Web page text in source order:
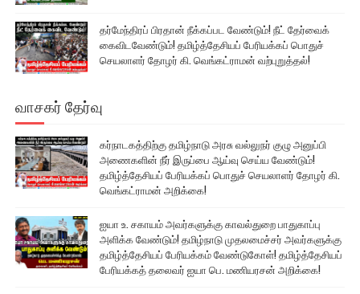
தர்மேந்திரப் பிரதான் நீக்கப்பட வேண்டும்! நீட் தேர்வைக்
கைவிடவேண்டும்! தமிழ்த்தேசியப் பேரியக்கப் பொதுச்
செயலாளர் தோழர் கி. வெங்கட்ராமன் வற்புறுத்தல்!
வாசகர் தேர்வு
கர்நாடகத்திற்கு தமிழ்நாடு அரசு வல்லுநர் குழு அனுப்பி
அணைகளின் நீர் இருப்பை ஆய்வு செய்ய வேண்டும்!
தமிழ்த்தேசியப் பேரியக்கப் பொதுச் செயலாளர் தோழர் கி.
வெங்கட்ராமன் அறிக்கை!
ஐயா உ. சகாயம் அவர்களுக்கு காவல்துறை பாதுகாப்பு
அளிக்க வேண்டும்! தமிழ்நாடு முதலமைச்சர் அவர்களுக்கு
தமிழ்த்தேசியப் பேரியக்கம் வேண்டுகோள்! தமிழ்த்தேசியப்
பேரியக்கத் தலைவர் ஐயா பெ. மணியரசன் அறிக்கை!